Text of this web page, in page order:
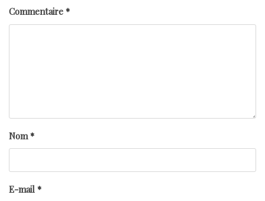
Commentaire *
Nom *
E-mail *